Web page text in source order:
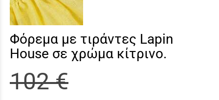
Φόρεμα με τιράντες Lapin
House σε χρώμα κίτρινο.
102 €